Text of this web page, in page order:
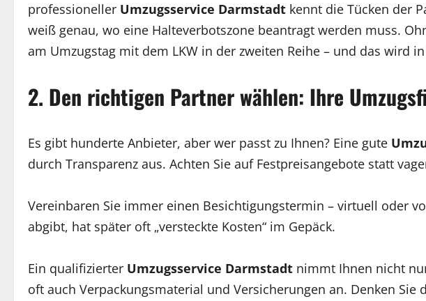
professioneller Umzugsservice Darmstadt kennt die Tücken der
weiß genau, wo eine Halteverbotszone beantragt werden muss.
am Umzugstag mit dem LKW in der zweiten Reihe – und das wird
2. Den richtigen Partner wählen: Ihre
Es gibt hunderte Anbieter, aber wer passt zu Ihnen? Eine gute
durch Transparenz aus. Achten Sie auf Festpreisangebote statt
Vereinbaren Sie immer einen Besichtigungstermin – virtuell oder
abgibt, hat später oft „versteckte Kosten“ im Gepäck.
Ein qualifizierter Umzugsservice Darmstadt nimmt Ihnen nicht
oft auch Verpackungsmaterial und Versicherungen an. Denken Sie